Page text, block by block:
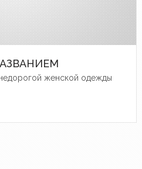
женской одежды